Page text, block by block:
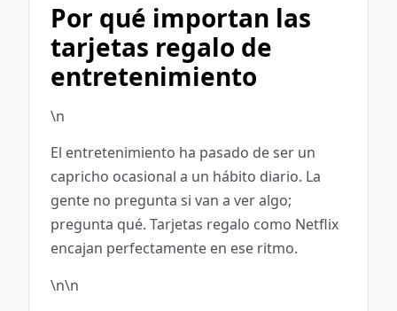
Por qué importan las
tarjetas regalo de
entretenimiento
\n
El entretenimiento ha pasado de ser un
capricho ocasional a un hábito diario. La
gente no pregunta si van a ver algo;
pregunta qué. Tarjetas regalo como Netflix
encajan perfectamente en ese ritmo.
\n\n